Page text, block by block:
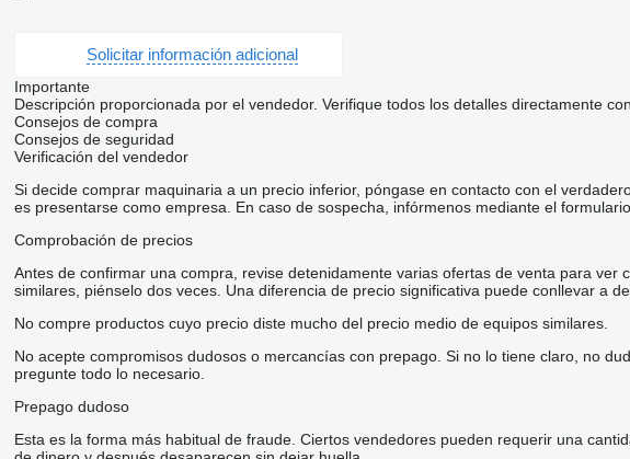
Solicitar información adicional
Importante
Descripción proporcionada por el vendedor. Verifique todos los detalles directamente
Consejos de compra
Consejos de seguridad
Verificación del vendedor
Si decide comprar maquinaria a un precio inferior, póngase en contacto con el
es presentarse como empresa. En caso de sospecha, infórmenos mediante el
Comprobación de precios
Antes de confirmar una compra, revise detenidamente varias ofertas de venta para
similares, piénselo dos veces. Una diferencia de precio significativa puede conllevar a
No compre productos cuyo precio diste mucho del precio medio de equipos similares.
No acepte compromisos dudosos o mercancías con prepago. Si no lo tiene claro, no
pregunte todo lo necesario.
Prepago dudoso
Esta es la forma más habitual de fraude. Ciertos vendedores pueden requerir una